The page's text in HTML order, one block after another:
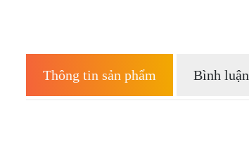
Thông tin sản phẩm Bình luận